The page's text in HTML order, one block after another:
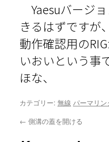
Yaesuバージ
きるはずですが、
動作確認用の
いおいという事で
ほな、
カテゴリー: 無線 パーマリン
← 側溝の蓋を開ける